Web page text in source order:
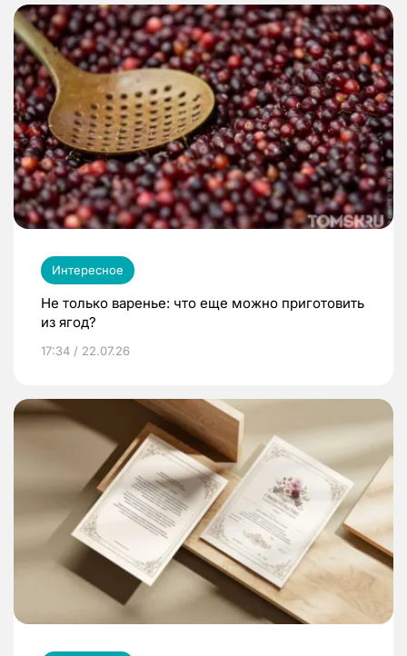
Интересное
Не только варенье: что еще можно приготовить
из ягод?
17:34 / 22.07.26